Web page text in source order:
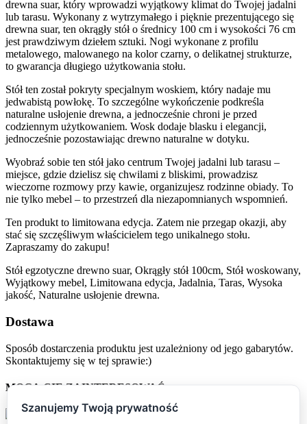
drewna suar, który wprowadzi wyjątkowy klimat do Twojej jadalni
lub tarasu. Wykonany z wytrzymałego i pięknie prezentującego się
drewna suar, ten okrągły stół o średnicy 100 cm i wysokości 76 cm
jest prawdziwym dziełem sztuki. Nogi wykonane z profilu
metalowego, malowanego na kolor czarny, o delikatnej strukturze,
to gwarancja długiego użytkowania stołu.
Stół ten został pokryty specjalnym woskiem, który nadaje mu
jedwabistą powłokę. To szczególne wykończenie podkreśla
naturalne usłojenie drewna, a jednocześnie chroni je przed
codziennym użytkowaniem. Wosk dodaje blasku i elegancji,
jednocześnie pozostawiając drewno naturalne w dotyku.
Wyobraź sobie ten stół jako centrum Twojej jadalni lub tarasu –
miejsce, gdzie dzielisz się chwilami z bliskimi, prowadzisz
wieczorne rozmowy przy kawie, organizujesz rodzinne obiady. To
nie tylko mebel – to przestrzeń dla niezapomnianych wspomnień.
Ten produkt to limitowana edycja. Zatem nie przegap okazji, aby
stać się szczęśliwym właścicielem tego unikalnego stołu.
Zapraszamy do zakupu!
Stół egzotyczne drewno suar, Okrągły stół 100cm, Stół woskowany,
Wyjątkowy mebel, Limitowana edycja, Jadalnia, Taras, Wysoka
jakość, Naturalne usłojenie drewna.
Dostawa
Sposób dostarczenia produktu jest uzależniony od jego gabarytów.
Skontaktujemy się w tej sprawie:)
MOGĄ CIĘ ZAINTERESOWAĆ